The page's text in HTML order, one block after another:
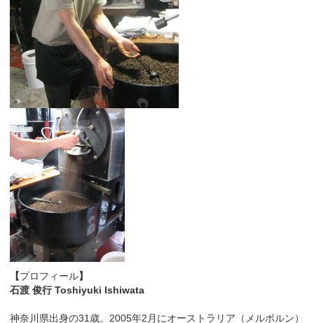
【プロフィール】
石渡 俊行 Toshiyuki Ishiwata
神奈川県出身の31歳。2005年2月にオーストラリア（メルボルン）